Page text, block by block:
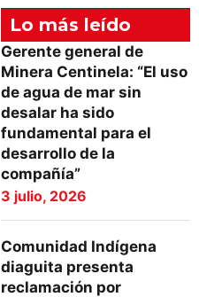
Lo más leído
Gerente general de
Minera Centinela: “El uso
de agua de mar sin
desalar ha sido
fundamental para el
desarrollo de la
compañía”
3 julio, 2026
Comunidad Indígena
diaguita presenta
reclamación por